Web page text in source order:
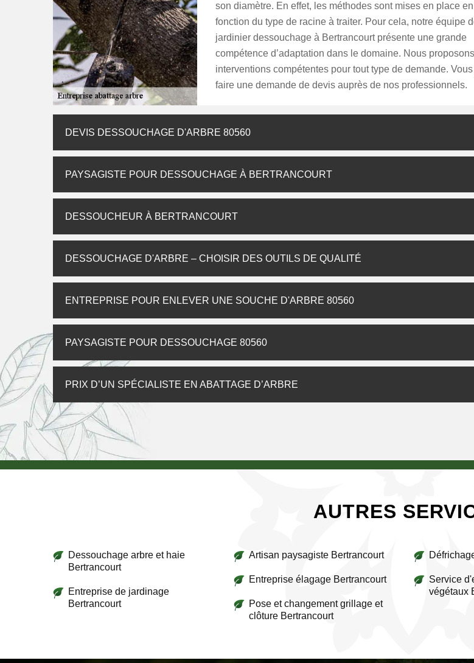
son diamètre. En effet, les méthodes sont mises en place en
fonction du type de racine à traiter. Pour cela, notre équipe
jardinier dessouchage à Bertrancourt présente une grande
compétence d’adaptation dans le domaine. Nous
interventions compétentes pour tout type de demande.
faire une demande de devis auprès de nos professionnels.
DEVIS DESSOUCHAGE D'ARBRE 80560
PAYSAGISTE POUR DESSOUCHAGE À BERTRANCOURT
DESSOUCHEUR À BERTRANCOURT
DESSOUCHAGE D'ARBRE – CHOISIR DES OUTILS DE QUALITÉ
ENTREPRISE POUR ENLEVER UNE SOUCHE D'ARBRE 80560
PAYSAGISTE POUR DESSOUCHAGE 80560
PRIX D’UN SPÉCIALISTE EN ABATTAGE D’ARBRE
AUTRES
Dessouchage arbre et haie
Bertrancourt
Entreprise de jardinage
Bertrancourt
Artisan paysagiste Bertrancourt
Entreprise élagage Bertrancourt
Pose et changement grillage et
clôture Bertrancourt
Service
végétaux